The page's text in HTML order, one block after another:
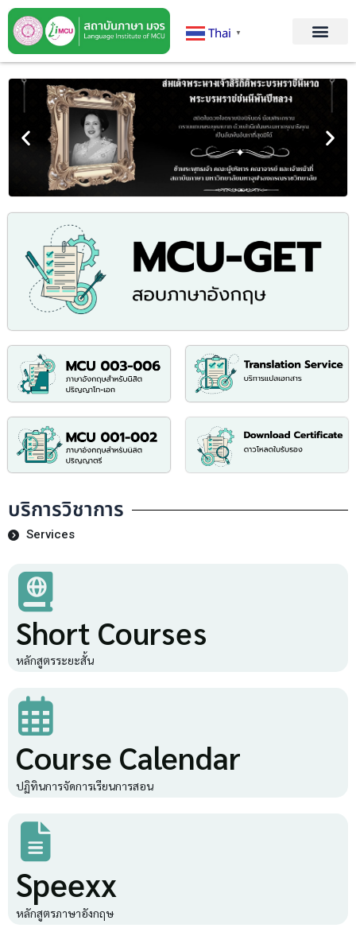
Thai ▼
บริการวิชาการ
Services
Short Courses
หลักสูตรระยะสั้น
Course Calendar
ปฏิทินการจัดการเรียนการสอน
Speexx
หลักสูตรภาษาอังกฤษ